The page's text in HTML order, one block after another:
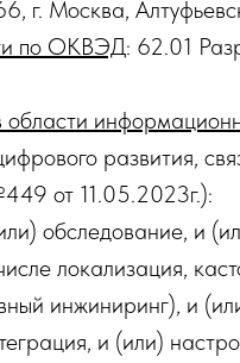
г. Москва,
по ОКВЭД: 62.01
области
развития,
от 11.05.2023г.):
обследование, и
локализация,
инжиниринг), и
и (или)